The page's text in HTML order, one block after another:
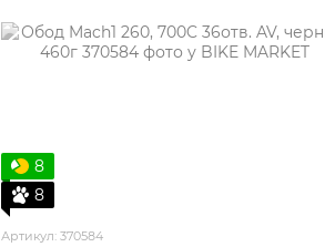
8
8
Артикул: 370584